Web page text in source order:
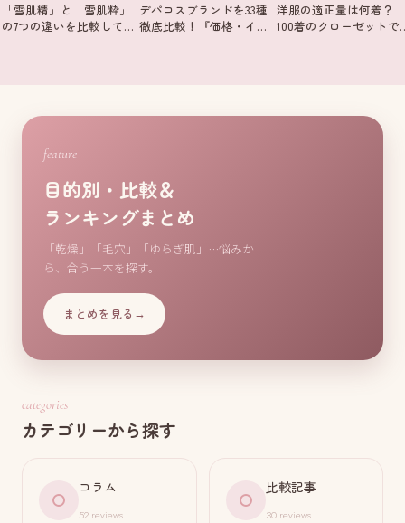
「雪肌精」と「雪肌粋」
の7つの違いを比較して…
デパコスブランドを33種
徹底比較！『価格・イ…
洋服の適正量は何着？
100着のクローゼット
feature
目的別・比較＆
ランキングまとめ
「乾燥」「毛穴」「ゆらぎ肌」…悩みか
ら、合う一本を探す。
まとめを見る →
categories
カテゴリーから探す
コラム
52 reviews
比較記事
30 reviews